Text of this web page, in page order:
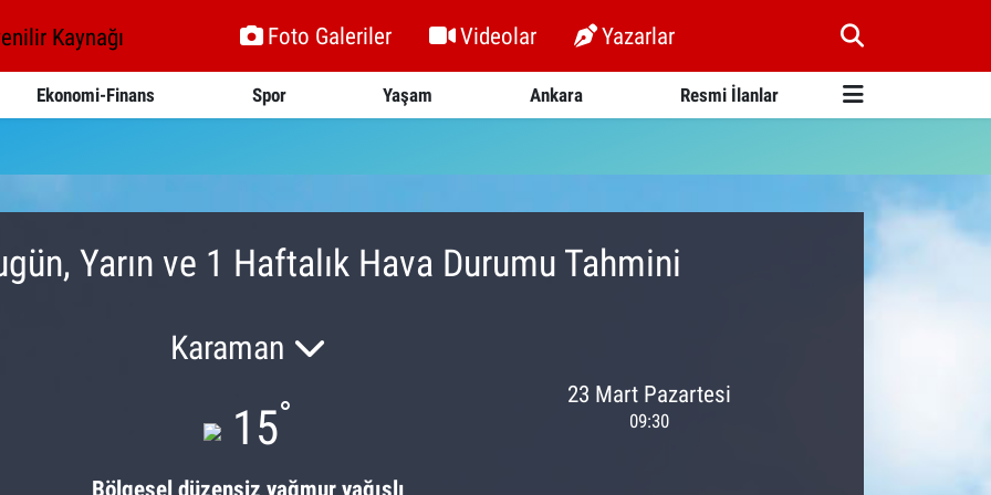
Foto Galeriler Videolar Yazarlar
Ekonomi-Finans Spor Yaşam Ankara Resmi İlanlar
Yarın ve 1 Haftalık Hava Durumu Tahmini
Karaman
15°
Bölgesel düzensiz yağmur yağışlı
23 Mart Pazartesi
09:30